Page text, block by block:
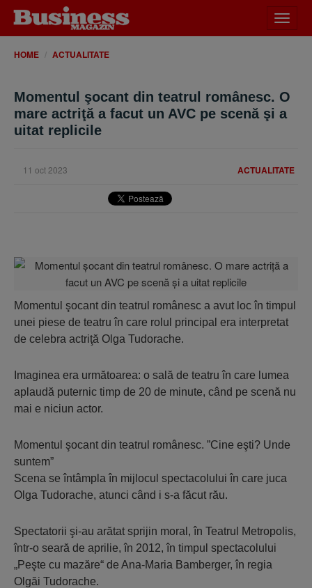
meniu
HOME ACTUALITATE
Momentul şocant din teatrul românesc. O
mare actriţă a facut un AVC pe scenă şi a
uitat replicile
ACTUALITATE
11 oct 2023
Momentul şocant din teatrul românesc a avut loc în timpul
unei piese de teatru în care rolul principal era interpretat
de celebra actriţă Olga Tudorache.
Imaginea era următoarea: o sală de teatru în care lumea
aplaudă puternic timp de 20 de minute, când pe scenă nu
mai e niciun actor.
Momentul şocant din teatrul românesc. ”Cine eşti? Unde
suntem”
Scena se întâmpla în mijlocul spectacolului în care juca
Olga Tudorache, atunci când i s-a făcut rău.
Spectatorii şi-au arătat sprijin moral, în Teatrul Metropolis,
într-o seară de aprilie, în 2012, în timpul spectacolului
„Peşte cu mazăre“ de Ana-Maria Bamberger, în regia
Olgăi Tudorache.